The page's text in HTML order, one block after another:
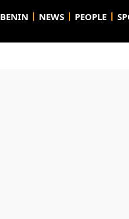
BENIN NEWS PEOPLE